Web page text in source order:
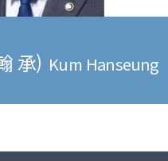
承) Kum Hanseung